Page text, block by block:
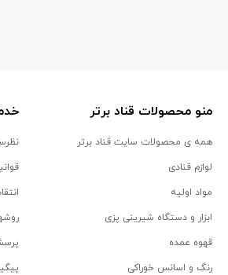
منو محصولات قناد برتر
همه ی محصولات سایت قناد برتر
لوازم قنادی
مواد اولیه
ابزار و دستگاه شیرینی پزی
قهوه عمده
رنگ و اسانس خوراکی